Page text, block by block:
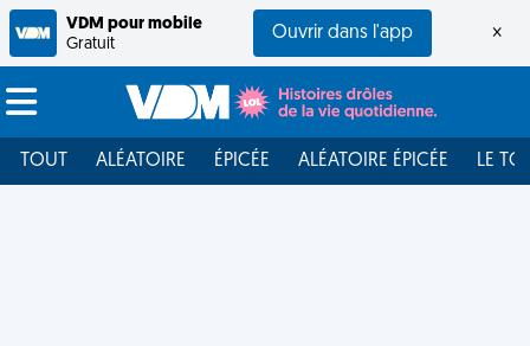
VDM pour mobile
Gratuit
Ouvrir dans l'app ×
TOUT ALÉATOIRE ÉPICÉE ALÉATOIRE ÉPICÉE LE